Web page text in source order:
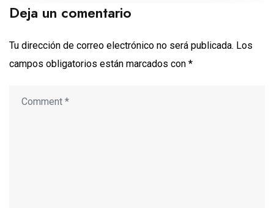
Deja un comentario
Tu dirección de correo electrónico no será publicada. Los
campos obligatorios están marcados con *